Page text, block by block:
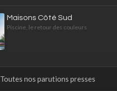
Maisons Côté Sud
Piscine, le retour des couleurs
Toutes nos parutions presses